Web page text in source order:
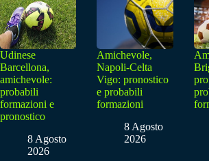
Udinese
Barcellona,
amichevole:
probabili
formazioni e
pronostico
8 Agosto
2026
Amichevole,
Napoli-Celta
Vigo: pronostico
e probabili
formazioni
8 Agosto
2026